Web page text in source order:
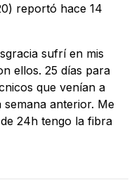
reportó hace 14
sufrí en mis
ellos. 25 días para
que venían a
anterior. Me
24h tengo la fibra